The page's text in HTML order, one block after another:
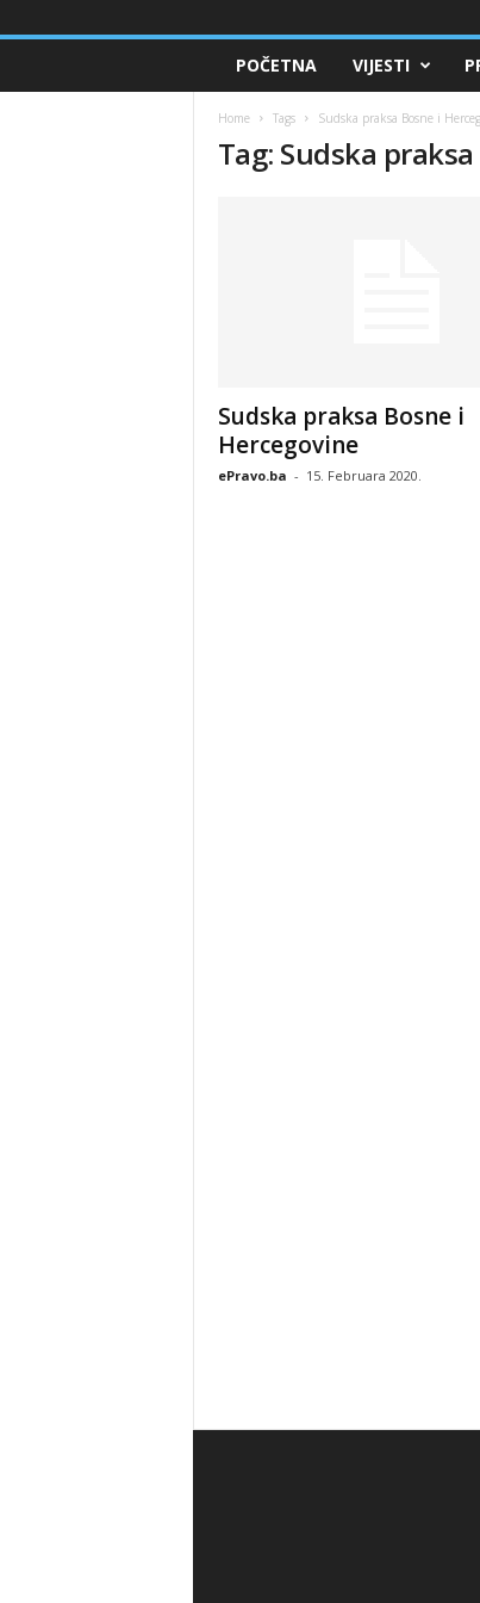
POČETNA VIJESTI
Home Tags Sudska praksa Bosne i
Tag: Sudska
Sudska praksa Bosne i
Hercegovine
ePravo.ba - 15. Februara 2020.